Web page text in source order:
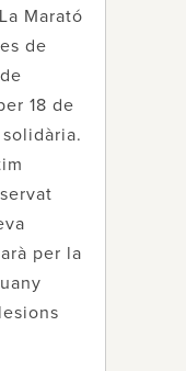
Marató
de
18 de
per la